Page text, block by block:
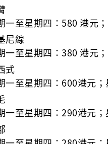
一至星期四：580 港元
尼線
一至星期四：380 港元
式
一至星期四：600港元
一至星期四：290港元